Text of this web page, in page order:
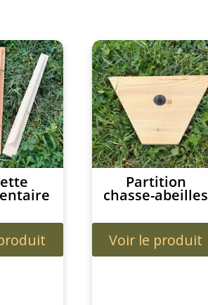
Partition
chasse-abeilles
Voir le produit
Ce
produit
a
plusieurs
variations.
Les
options
peuvent
être